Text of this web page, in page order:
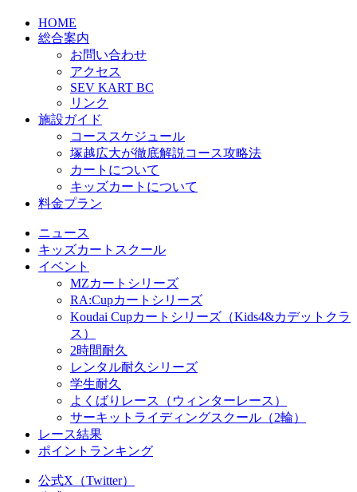
HOME
総合案内
お問い合わせ
アクセス
SEV KART BC
リンク
施設ガイド
コーススケジュール
塚越広大が徹底解説コース攻略法
カートについて
キッズカートについて
料金プラン
ニュース
キッズカートスクール
イベント
MZカートシリーズ
RA:Cupカートシリーズ
Koudai Cupカートシリーズ（Kids4&カデットクラ
ス）
2時間耐久
レンタル耐久シリーズ
学生耐久
よくばりレース（ウィンターレース）
サーキットライディングスクール（2輪）
レース結果
ポイントランキング
公式X（Twitter）